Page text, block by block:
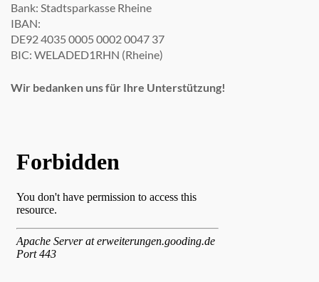
Bank: Stadtsparkasse Rheine
IBAN:
DE92 4035 0005 0002 0047 37
BIC: WELADED1RHN (Rheine)
Wir bedanken uns für Ihre Unterstützung!